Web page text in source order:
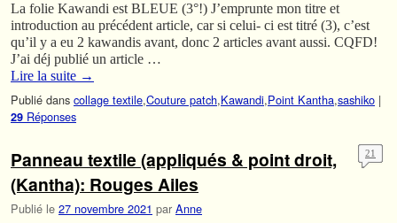
La folie Kawandi est BLEUE (3°!) J’emprunte mon titre et
introduction au précédent article, car si celui- ci est titré (3), c’est
qu’il y a eu 2 kawandis avant, donc 2 articles avant aussi. CQFD!
J’ai déj publié un article …
Lire la suite →
Publié dans collage textile,Couture patch,Kawandi,Point Kantha,sashiko |
29 Réponses
Panneau textile (appliqués & point droit,
(Kantha): Rouges Ailes
Publié le 27 novembre 2021 par Anne
21